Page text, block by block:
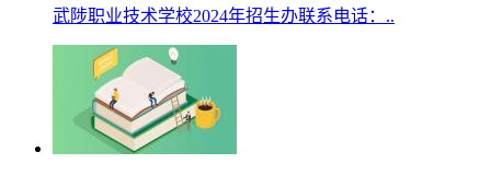
武陟职业技术学校2024年招生办联系电话：..